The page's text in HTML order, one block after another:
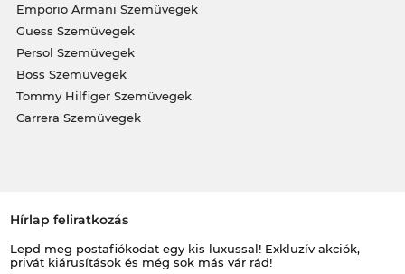
Emporio Armani Szemüvegek
Guess Szemüvegek
Persol Szemüvegek
Boss Szemüvegek
Tommy Hilfiger Szemüvegek
Carrera Szemüvegek
Hírlap feliratkozás
Lepd meg postafiókodat egy kis luxussal! Exkluzív akciók,
privát kiárusítások és még sok más vár rád!